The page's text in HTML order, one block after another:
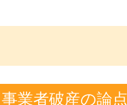
事業者破産の論点